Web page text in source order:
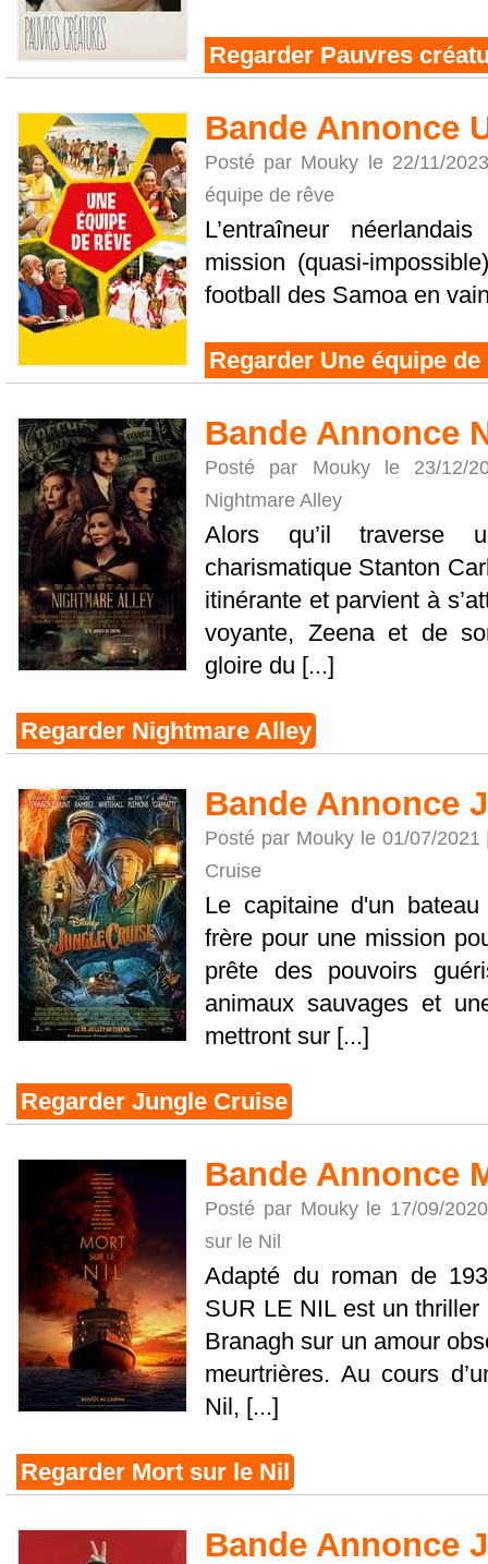
Regarder Pauvres
Bande Annonce
Posté par Mouky le 22/11/
équipe de rêve
L’entraîneur
mission (quasi-
football des Samoa en
Regarder Une équipe de
Bande Annonce
Posté par Mouky le 23/12/
Nightmare Alley
Alors qu’il traverse
charismatique Stanton
itinérante et parvient à
voyante, Zeena et de
gloire du [...]
Regarder Nightmare Alley
Bande Annonce
Posté par Mouky le 01/07/
Cruise
Le capitaine d'un
frère pour une mission
prête des pouvoirs
animaux sauvages et
mettront sur [...]
Regarder Jungle Cruise
Bande Annonce
Posté par Mouky le 17/09/
sur le Nil
Adapté du roman de
SUR LE NIL est un
Branagh sur un amour
meurtrières. Au cours
Nil, [...]
Regarder Mort sur le Nil
Bande Annonce